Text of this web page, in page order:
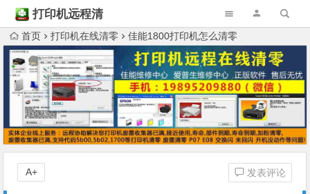
打印机远程清
零首页 打印机在线清零 佳能1800打印机怎么清零
发表评论
A+